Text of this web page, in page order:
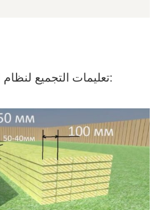
تعليمات التجميع لنظام الجمالون هي كما يلي: